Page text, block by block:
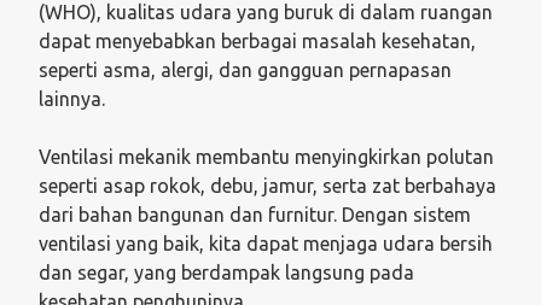
(WHO), kualitas udara yang buruk di dalam ruangan
dapat menyebabkan berbagai masalah kesehatan,
seperti asma, alergi, dan gangguan pernapasan
lainnya.
Ventilasi mekanik membantu menyingkirkan polutan
seperti asap rokok, debu, jamur, serta zat berbahaya
dari bahan bangunan dan furnitur. Dengan sistem
ventilasi yang baik, kita dapat menjaga udara bersih
dan segar, yang berdampak langsung pada